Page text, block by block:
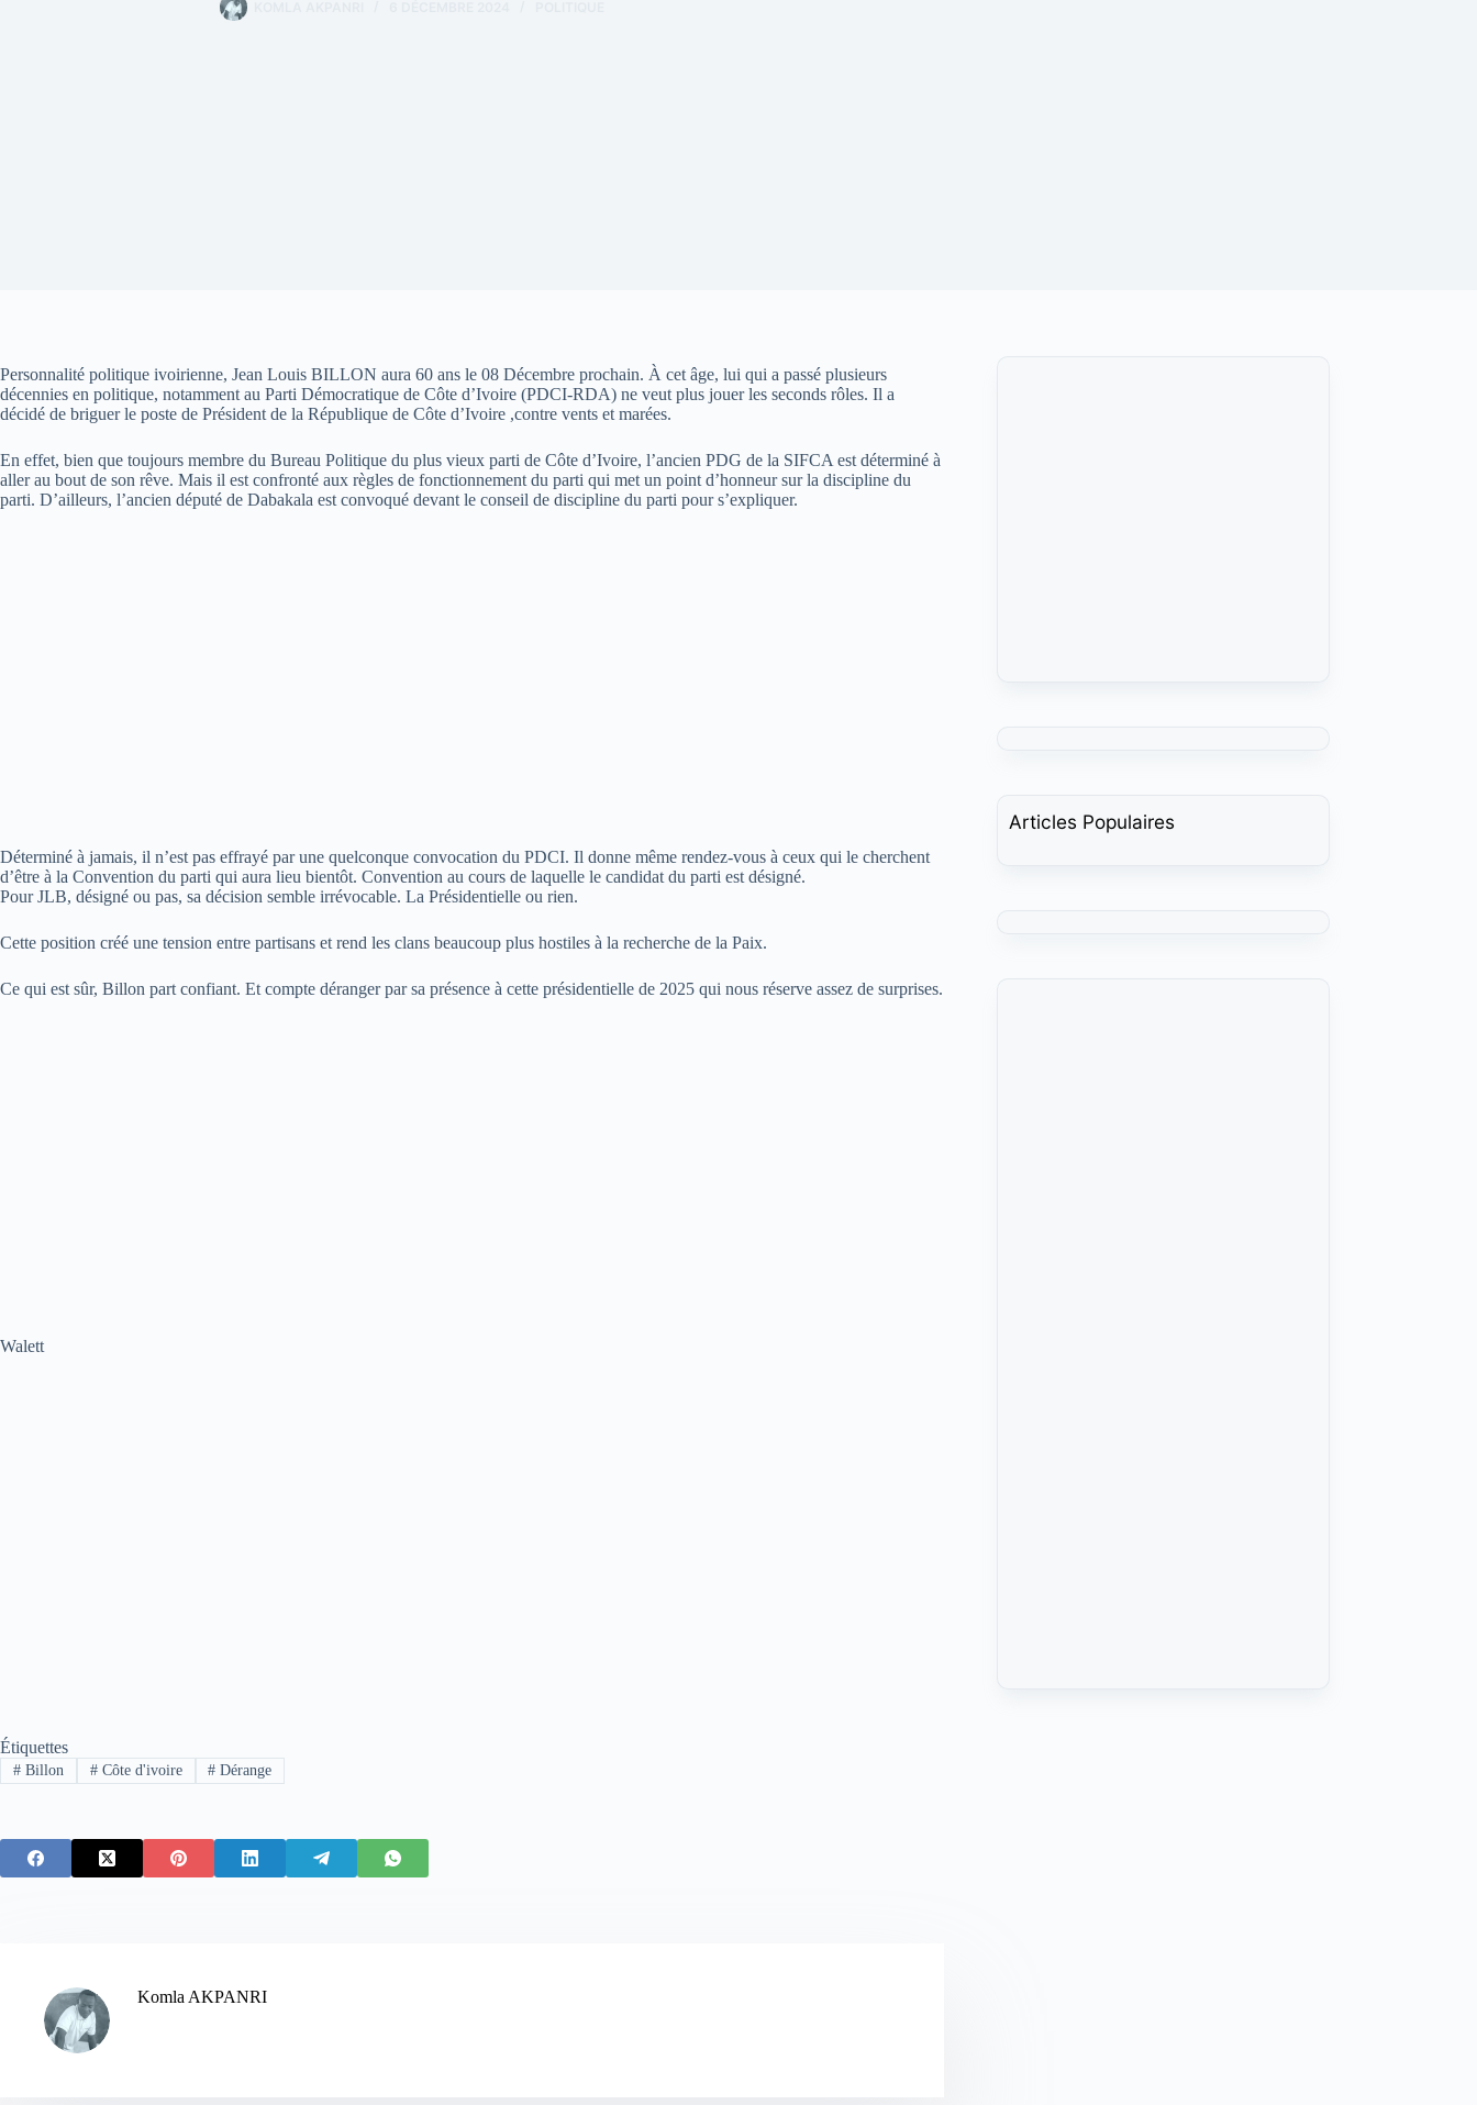
Personnalité politique ivoirienne, Jean Louis BILLON aura 60 ans le 08 Décembre prochain. À cet âge, lui qui a passé plusieurs
décennies en politique, notamment au Parti Démocratique de Côte d’Ivoire (PDCI-RDA) ne veut plus jouer les seconds rôles. Il a
décidé de briguer le poste de Président de la République de Côte d’Ivoire ,contre vents et marées.
En effet, bien que toujours membre du Bureau Politique du plus vieux parti de Côte d’Ivoire, l’ancien PDG de la SIFCA est déterminé à
aller au bout de son rêve. Mais il est confronté aux règles de fonctionnement du parti qui met un point d’honneur sur la discipline du
parti. D’ailleurs, l’ancien député de Dabakala est convoqué devant le conseil de discipline du parti pour s’expliquer.
Déterminé à jamais, il n’est pas effrayé par une quelconque convocation du PDCI. Il donne même rendez-vous à ceux qui le cherchent
d’être à la Convention du parti qui aura lieu bientôt. Convention au cours de laquelle le candidat du parti est désigné.
Pour JLB, désigné ou pas, sa décision semble irrévocable. La Présidentielle ou rien.
Cette position créé une tension entre partisans et rend les clans beaucoup plus hostiles à la recherche de la Paix.
Ce qui est sûr, Billon part confiant. Et compte déranger par sa présence à cette présidentielle de 2025 qui nous réserve assez de surprises.
Walett
Étiquettes
#Billon #Côte d'ivoire # Dérange
Komla AKPANRI
Articles Populaires